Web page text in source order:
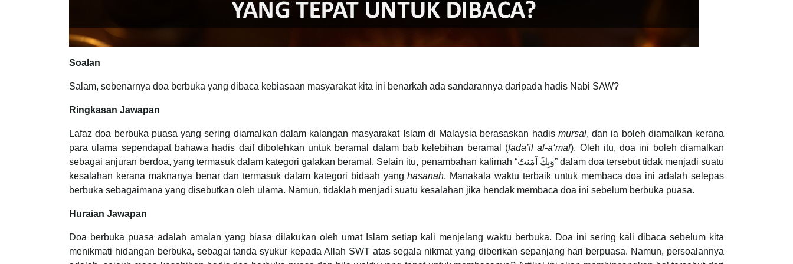
Soalan
Salam, sebenarnya doa berbuka yang dibaca kebiasaan masyarakat kita ini benarkah ada sandarannya daripada hadis Nabi SAW?
Ringkasan Jawapan
Lafaz doa berbuka puasa yang sering diamalkan dalam kalangan masyarakat Islam di Malaysia berasaskan hadis mursal, dan ia boleh diamalkan kerana
para ulama sependapat bahawa hadis daif dibolehkan untuk beramal dalam bab kelebihan beramal (fada’il al-a‘mal). Oleh itu, doa ini boleh diamalkan
sebagai anjuran berdoa, yang termasuk dalam kategori galakan beramal. Selain itu, penambahan kalimah “وَبِكَ آمَنتُ” dalam doa tersebut tidak menjadi suatu
kesalahan kerana maknanya benar dan termasuk dalam kategori bidaah yanghasanah. Manakala waktu terbaik untuk membaca doa ini adalah selepas
berbuka sebagaimana yang disebutkan oleh ulama. Namun, tidaklah menjadi suatu kesalahan jika hendak membaca doa ini sebelum berbuka puasa.
Huraian Jawapan
Doa berbuka puasa adalah amalan yang biasa dilakukan oleh umat Islam setiap kali menjelang waktu berbuka. Doa ini sering kali dibaca sebelum kita
menikmati hidangan berbuka, sebagai tanda syukur kepada Allah SWT atas segala nikmat yang diberikan sepanjang hari berpuasa. Namun, persoalannya